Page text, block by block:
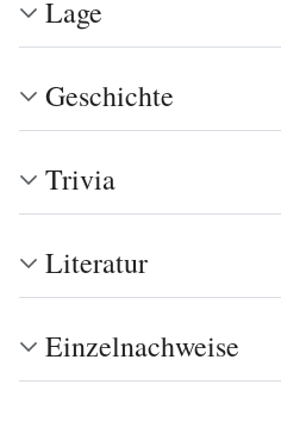
Lage
Geschichte
Trivia
Literatur
Einzelnachweise